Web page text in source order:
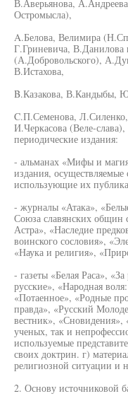
В.Аверьянова,
Остромысла),
A.Белова, Велимира
Г.Гриневича,
(А.Добровольского),
В.Истахова,
B.Казакова, В.Кандыбы,
C.П.Семенова,
И.Черкасова (Веле-
периодические издания:
- альманах «Мифы и
издания,
использующие их
- журналы «Атака»,
Союза славянских общин
Астра», «Наследие
воинского сословия»,
«Наука и религия»,
- газеты «Белая Раса»,
русские», «Народная
«Потаенное», «Родные
правда», «Русский
вестник», «Сновидения»,
ученых, так и
используемые
своих доктрин. г)
религиозной ситуации и
2. Основу источниковой